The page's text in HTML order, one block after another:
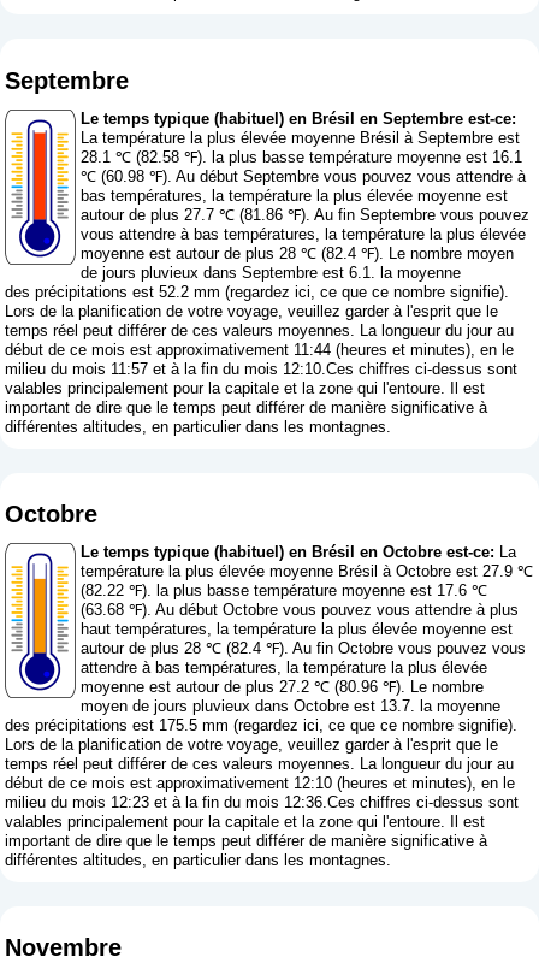
Septembre
Le temps typique (habituel) en Brésil en Septembre est-ce:
La température la plus élevée moyenne Brésil à Septembre est
28.1 ℃ (82.58 ℉). la plus basse température moyenne est 16.1
℃ (60.98 ℉). Au début Septembre vous pouvez vous attendre à
bas températures, la température la plus élevée moyenne est
autour de plus 27.7 ℃ (81.86 ℉). Au fin Septembre vous pouvez
vous attendre à bas températures, la température la plus élevée
moyenne est autour de plus 28 ℃ (82.4 ℉). Le nombre moyen
de jours pluvieux dans Septembre est 6.1. la moyenne
des précipitations est 52.2 mm (regardez ici, ce que ce nombre signifie).
Lors de la planification de votre voyage, veuillez garder à l'esprit que le
temps réel peut différer de ces valeurs moyennes. La longueur du jour au
début de ce mois est approximativement 11:44 (heures et minutes), en le
milieu du mois 11:57 et à la fin du mois 12:10.Ces chiffres ci-dessus sont
valables principalement pour la capitale et la zone qui l'entoure. Il est
important de dire que le temps peut différer de manière significative à
différentes altitudes, en particulier dans les montagnes.
Octobre
Le temps typique (habituel) en Brésil en Octobre est-ce: La
température la plus élevée moyenne Brésil à Octobre est 27.9 ℃
(82.22 ℉). la plus basse température moyenne est 17.6 ℃
(63.68 ℉). Au début Octobre vous pouvez vous attendre à plus
haut températures, la température la plus élevée moyenne est
autour de plus 28 ℃ (82.4 ℉). Au fin Octobre vous pouvez vous
attendre à bas températures, la température la plus élevée
moyenne est autour de plus 27.2 ℃ (80.96 ℉). Le nombre
moyen de jours pluvieux dans Octobre est 13.7. la moyenne
des précipitations est 175.5 mm (regardez ici, ce que ce nombre signifie).
Lors de la planification de votre voyage, veuillez garder à l'esprit que le
temps réel peut différer de ces valeurs moyennes. La longueur du jour au
début de ce mois est approximativement 12:10 (heures et minutes), en le
milieu du mois 12:23 et à la fin du mois 12:36.Ces chiffres ci-dessus sont
valables principalement pour la capitale et la zone qui l'entoure. Il est
important de dire que le temps peut différer de manière significative à
différentes altitudes, en particulier dans les montagnes.
Novembre